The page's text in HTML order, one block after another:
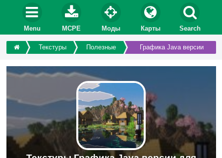
Menu MCPE Моды Карты Search
Текстуры Полезные Графика Java версии